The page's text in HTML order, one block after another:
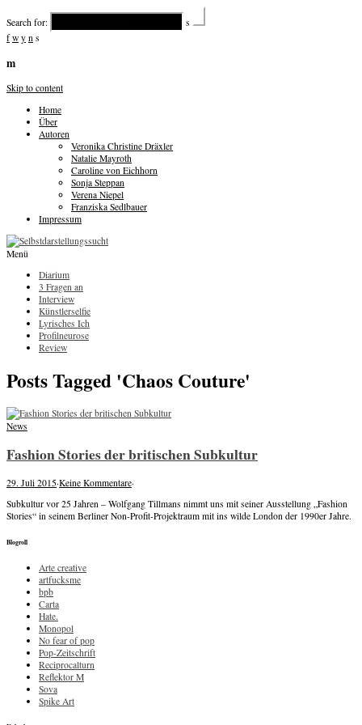
Search for:
s
f w y n s
m
Skip to content
Home
Über
Autoren
Veronika Christine Dräxler
Natalie Mayroth
Caroline von Eichhorn
Sonja Steppan
Verena Niepel
Franziska Sedlbauer
Impressum
Menü
Diarium
3 Fragen an
Interview
Künstlerselfie
Lyrisches Ich
Profilneurose
Review
Posts Tagged 'Chaos Couture'
News
Fashion Stories der britischen Subkultur
29. Juli 2015·Keine Kommentare·
Subkultur vor 25 Jahren – Wolfgang Tillmans nimmt uns mit seiner Ausstellung „Fashion
Stories“ in seinem Berliner Non-Profit-Projektraum mit ins wilde London der 1990er Jahre.
Blogroll
Arte creative
artfucksme
bpb
Carta
Hate.
Monopol
No fear of pop
Pop-Zeitschrift
Reciprocalturn
Reflektor M
Sova
Spike Art